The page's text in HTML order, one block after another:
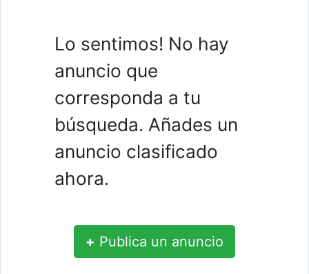
Lo sentimos! No hay
anuncio que
corresponda a tu
búsqueda. Añades un
anuncio clasificado
ahora.
+ Publica un anuncio